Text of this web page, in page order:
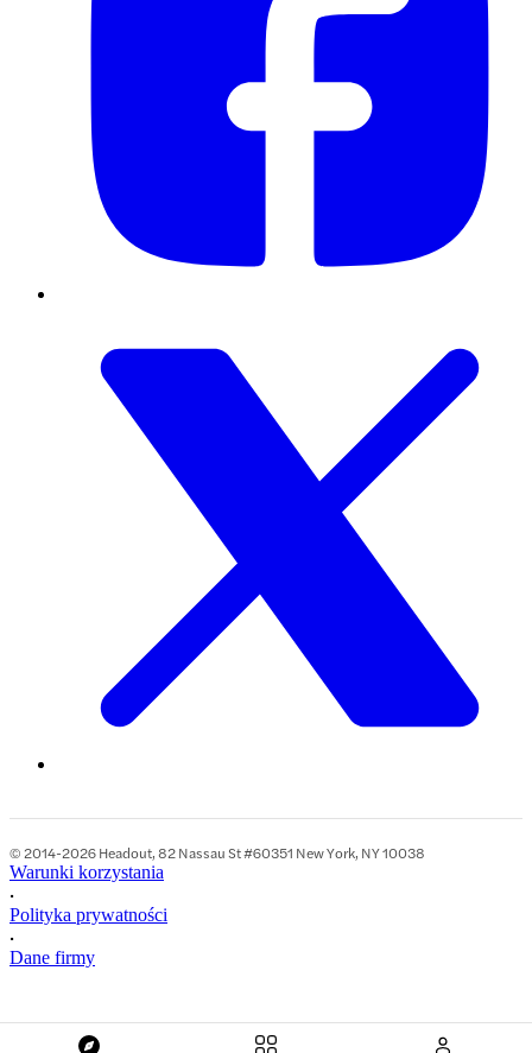
© 2014-2026 Headout, 82 Nassau St #60351 New York, NY 10038
Warunki korzystania
•
Polityka prywatności
•
Dane firmy